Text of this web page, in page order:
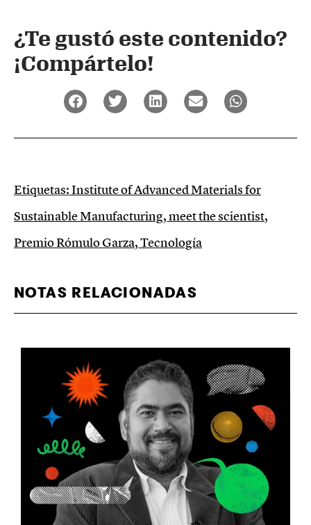
¿Te gustó este contenido?
¡Compártelo!
Etiquetas:Institute of Advanced Materials for
Sustainable Manufacturing,meet the scientist,
Premio Rómulo Garza,Tecnología
NOTAS RELACIONADAS